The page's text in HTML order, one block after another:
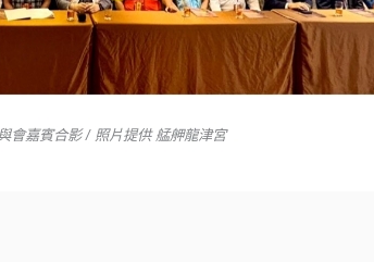
會嘉賓合影 / 照片提供 艋舺龍津宮